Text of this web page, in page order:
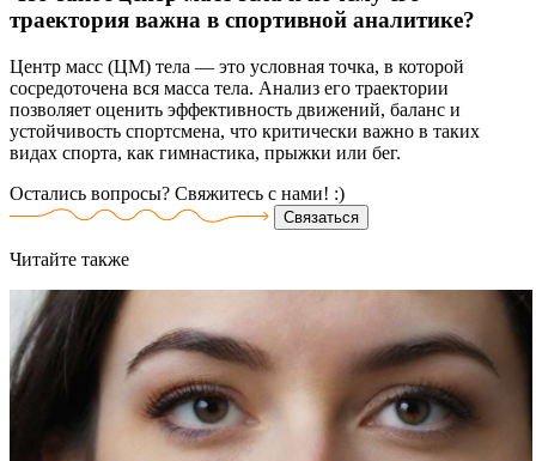
траектория важна в спортивной аналитике?
Центр масс (ЦМ) тела — это условная точка, в которой
сосредоточена вся масса тела. Анализ его траектории
позволяет оценить эффективность движений, баланс и
устойчивость спортсмена, что критически важно в таких
видах спорта, как гимнастика, прыжки или бег.
Остались вопросы? Свяжитесь с нами! :)
Связаться
Читайте также